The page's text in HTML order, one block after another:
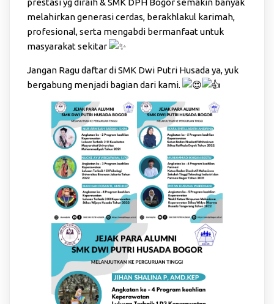
prestasi yg diraih & SMK DPH Bogor semakin banyak
melahirkan generasi cerdas, berakhlakul karimah,
profesional, serta mengabdi bermanfaat untuk
masyarakat sekitar
Jangan Ragu daftar di SMK Dwi Putri Husada ya, yuk
bergabung menjadi bagian dari kami.